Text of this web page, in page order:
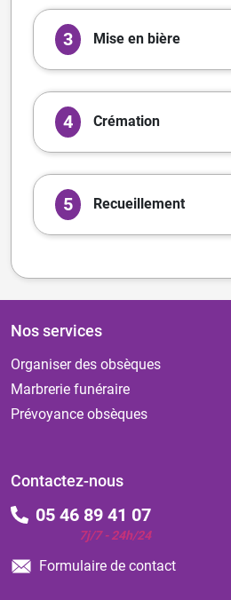
3 Mise en bière
4 Crémation
5 Recueillement
Nos services
Organiser des obsèques
Marbrerie funéraire
Prévoyance obsèques
Contactez-nous
05 46 89 41 07
7j/7 - 24h/24
Formulaire de contact